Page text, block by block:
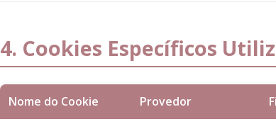
4. Cookies Específicos
Nome do Cookie Provedor